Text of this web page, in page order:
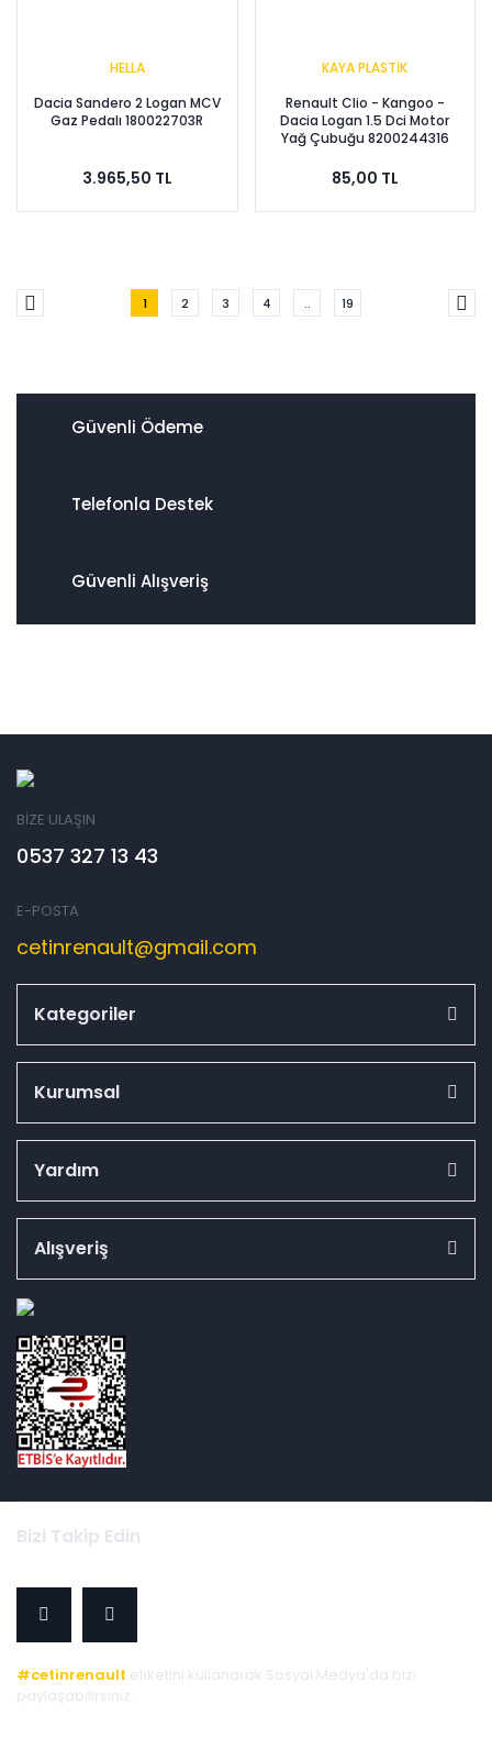
HELLA
Dacia Sandero 2 Logan MCV
Gaz Pedalı 180022703R
3.965,50 TL
KAYA PLASTİK
Renault Clio - Kangoo -
Dacia Logan 1.5 Dci Motor
Yağ Çubuğu 8200244316
85,00 TL
1 2 3 4 .. 19
Güvenli Ödeme
Telefonla Destek
Güvenli Alışveriş
BİZE ULAŞIN
0537 327 13 43
E-POSTA
cetinrenault@gmail.com
Kategoriler
Kurumsal
Yardım
Alışveriş
Bizi Takip Edin
#cetinrenault etiketini kullanarak Sosyal Medya'da bizi
paylaşabilirsiniz.